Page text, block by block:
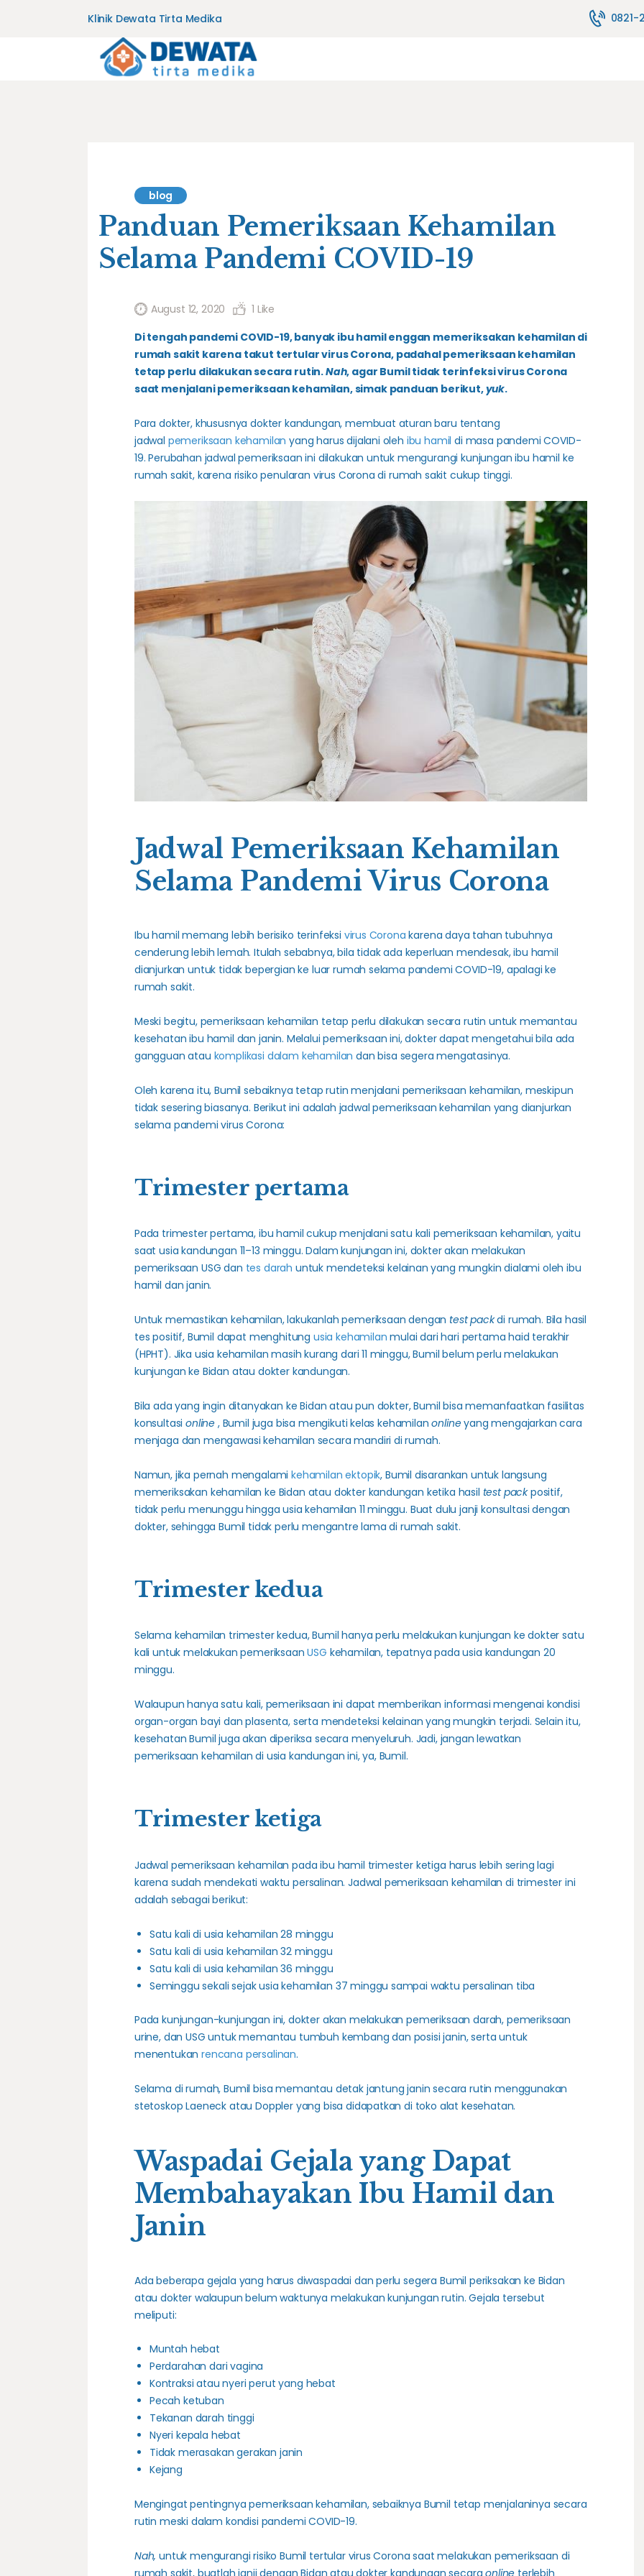
Klinik Dewata Tirta Medika 0821-
blog
Panduan Pemeriksaan Kehamilan
Selama Pandemi COVID-19
August 12, 2020 1 Like
Di tengah pandemi COVID-19, banyak ibu hamil enggan memeriksakan kehamilan di
rumah sakit karena takut tertular virus Corona, padahal pemeriksaan kehamilan
tetap perlu dilakukan secara rutin.Nah, agar Bumil tidak terinfeksi virus Corona
saat menjalani pemeriksaan kehamilan, simak panduan berikut,yuk.
Para dokter, khususnya dokter kandungan, membuat aturan baru tentang
jadwal pemeriksaan kehamilan yang harus dijalani oleh ibu hamil di masa pandemi COVID-
19. Perubahan jadwal pemeriksaan ini dilakukan untuk mengurangi kunjungan ibu hamil ke
rumah sakit, karena risiko penularan virus Corona di rumah sakit cukup tinggi.
Jadwal Pemeriksaan Kehamilan
Selama Pandemi Virus Corona
Ibu hamil memang lebih berisiko terinfeksi virus Corona karena daya tahan tubuhnya
cenderung lebih lemah. Itulah sebabnya, bila tidak ada keperluan mendesak, ibu hamil
dianjurkan untuk tidak bepergian ke luar rumah selama pandemi COVID-19, apalagi ke
rumah sakit.
Meski begitu, pemeriksaan kehamilan tetap perlu dilakukan secara rutin untuk memantau
kesehatan ibu hamil dan janin. Melalui pemeriksaan ini, dokter dapat mengetahui bila ada
gangguan atau komplikasi dalam kehamilan dan bisa segera mengatasinya.
Oleh karena itu, Bumil sebaiknya tetap rutin menjalani pemeriksaan kehamilan, meskipun
tidak sesering biasanya. Berikut ini adalah jadwal pemeriksaan kehamilan yang dianjurkan
selama pandemi virus Corona:
Trimester pertama
Pada trimester pertama, ibu hamil cukup menjalani satu kali pemeriksaan kehamilan, yaitu
saat usia kandungan 11–13 minggu. Dalam kunjungan ini, dokter akan melakukan
pemeriksaan USG dan tes darah untuk mendeteksi kelainan yang mungkin dialami oleh ibu
hamil dan janin.
Untuk memastikan kehamilan, lakukanlah pemeriksaan dengan test packdi rumah. Bila hasil
tes positif, Bumil dapat menghitung usia kehamilan mulai dari hari pertama haid terakhir
(HPHT). Jika usia kehamilan masih kurang dari 11 minggu, Bumil belum perlu melakukan
kunjungan ke Bidan atau dokter kandungan.
Bila ada yang ingin ditanyakan ke Bidan atau pun dokter, Bumil bisa memanfaatkan fasilitas
konsultasionline , Bumil juga bisa mengikuti kelas kehamilanonlineyang mengajarkan cara
menjaga dan mengawasi kehamilan secara mandiri di rumah.
Namun, jika pernah mengalamikehamilan ektopik, Bumil disarankan untuk langsung
memeriksakan kehamilan ke Bidan atau dokter kandungan ketika hasil test packpositif,
tidak perlu menunggu hingga usia kehamilan 11 minggu. Buat dulu janji konsultasi dengan
dokter, sehingga Bumil tidak perlu mengantre lama di rumah sakit.
Trimester kedua
Selama kehamilan trimester kedua, Bumil hanya perlu melakukan kunjungan ke dokter satu
kali untuk melakukan pemeriksaanUSG kehamilan, tepatnya pada usia kandungan 20
minggu.
Walaupun hanya satu kali, pemeriksaan ini dapat memberikan informasi mengenai kondisi
organ-organ bayi dan plasenta, serta mendeteksi kelainan yang mungkin terjadi. Selain itu,
kesehatan Bumil juga akan diperiksa secara menyeluruh. Jadi, jangan lewatkan
pemeriksaan kehamilan di usia kandungan ini, ya, Bumil.
Trimester ketiga
Jadwal pemeriksaan kehamilan pada ibu hamil trimester ketiga harus lebih sering lagi
karena sudah mendekati waktu persalinan. Jadwal pemeriksaan kehamilan di trimester ini
adalah sebagai berikut:
Satu kali di usia kehamilan 28 minggu
Satu kali di usia kehamilan 32 minggu
Satu kali di usia kehamilan 36 minggu
Seminggu sekali sejak usia kehamilan 37 minggu sampai waktu persalinan tiba
Pada kunjungan-kunjungan ini, dokter akan melakukan pemeriksaan darah, pemeriksaan
urine, dan USG untuk memantau tumbuh kembang dan posisi janin, serta untuk
menentukanrencana persalinan.
Selama di rumah, Bumil bisa memantau detak jantung janin secara rutin menggunakan
stetoskop Laeneck atau Doppler yang bisa didapatkan di toko alat kesehatan.
Waspadai Gejala yang Dapat
Membahayakan Ibu Hamil dan
Janin
Ada beberapa gejala yang harus diwaspadai dan perlu segera Bumil periksakan ke Bidan
atau dokter walaupun belum waktunya melakukan kunjungan rutin. Gejala tersebut
meliputi:
Muntah hebat
Perdarahan dari vagina
Kontraksi atau nyeri perut yang hebat
Pecah ketuban
Tekanan darah tinggi
Nyeri kepala hebat
Tidak merasakangerakan janin
Kejang
Mengingat pentingnya pemeriksaan kehamilan, sebaiknya Bumil tetap menjalaninya secara
rutin meski dalam kondisi pandemi COVID-19.
Nah,untuk mengurangi risiko Bumil tertular virus Corona saat melakukan pemeriksaan di
rumah sakit, buatlah janji dengan Bidan atau dokter kandungan secaraonline terlebih